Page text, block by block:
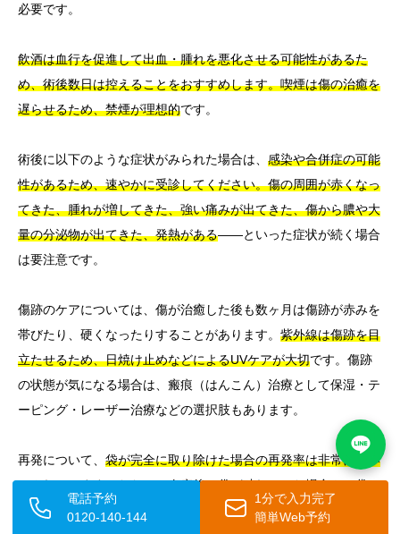
必要です。
飲酒は血行を促進して出血・腫れを悪化させる可能性があるた
め、術後数日は控えることをおすすめします。喫煙は傷の治癒を
遅らせるため、禁煙が理想的です。
術後に以下のような症状がみられた場合は、 感染や合併症の可能
性があるため、速やかに受診してください。傷の周囲が赤くなっ
てきた、腫れが増してきた、強い痛みが出てきた、傷から膿や大
量の分泌物が出てきた、発熱がある——といった症状が続く場合
は要注意です。
傷跡のケアについては、傷が治癒した後も数ヶ月は傷跡が赤みを
帯びたり、硬くなったりすることがあります。 紫外線は傷跡を目
立たせるため、日焼け止めなどによるUVケアが大切です。傷跡
の状態が気になる場合は、瘢痕（はんこん）治療として保湿・テ
ーピング・レーザー治療などの選択肢もあります。
再発について、 袋が完全に取り除けた場合の再発率は非常に低い
とされています。ただし、炎症後で袋が破れていた場合や、袋の
一部が残っている場合は再発することがあります。術後数ヶ月経
電話予約
0120-140-144
1分で入力完了
簡単Web予約